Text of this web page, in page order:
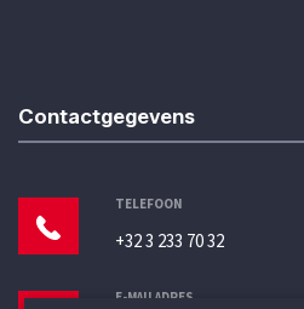
Contactgegevens
TELEFOON
+32 3 233 70 32
E-MAILADRES